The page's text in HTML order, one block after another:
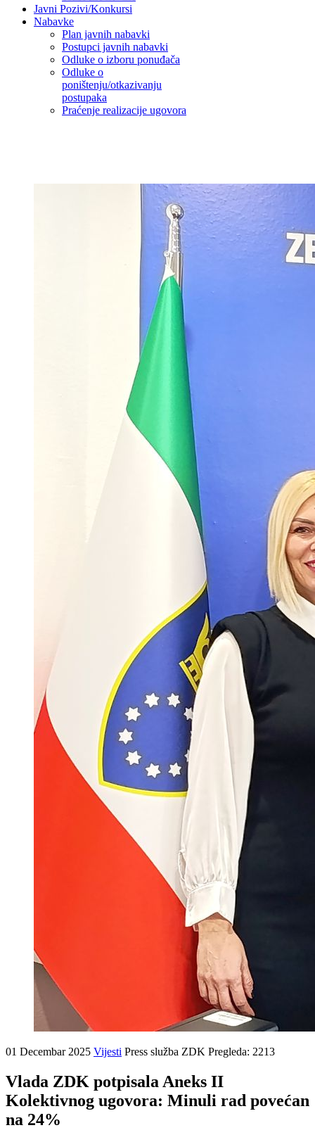
Javni Pozivi/Konkursi
Nabavke
Plan javnih nabavki
Postupci javnih nabavki
Odluke o izboru ponuđača
Odluke o
poništenju/otkazivanju
postupaka
Praćenje realizacije ugovora
01 Decembar 2025 Vijesti Press služba ZDK Pregleda: 2213
Vlada ZDK potpisala Aneks II
Kolektivnog ugovora: Minuli rad povećan
na 24%